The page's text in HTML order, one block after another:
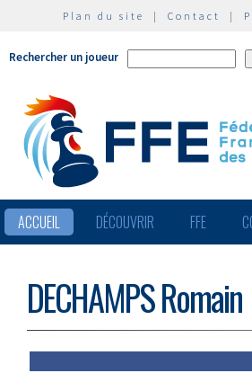
Plan du site | Contact |
Rechercher un joueur
ACCUEIL DÉCOUVRIR FFE
DECHAMPS Romain